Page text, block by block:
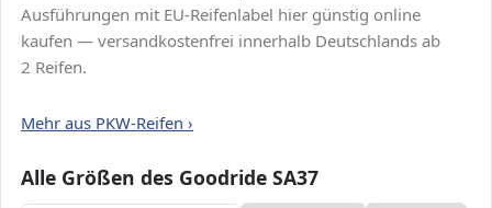
Ausführungen mit EU-Reifenlabel hier günstig online
kaufen — versandkostenfrei innerhalb Deutschlands ab
2 Reifen.
Mehr aus PKW-Reifen ›
Alle Größen des Goodride SA37